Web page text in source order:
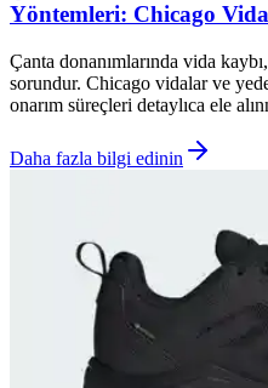
Yöntemleri: Chicago
Çanta donanımlarında vida
sorundur. Chicago vidalar ve
onarım süreçleri detaylıca ele
Daha fazla bilgi edinin